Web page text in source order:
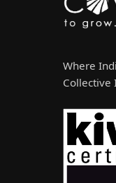
Where
Collective